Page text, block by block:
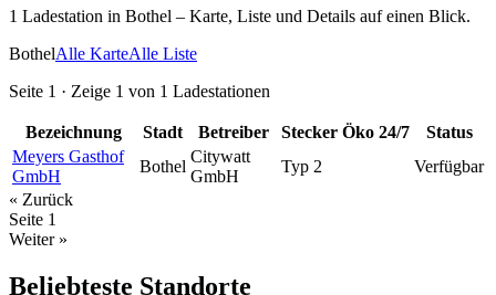
1 Ladestation in Bothel – Karte, Liste und Details auf einen Blick.
BothelAlle KarteAlle Liste
Seite 1 · Zeige 1 von 1 Ladestationen
Bezeichnung Stadt Betreiber Stecker Öko 24/7
Status
Meyers Gasthof
GmbH
Bothel
Citywatt
GmbH
Typ 2
Verfügbar
« Zurück
Seite 1
Weiter »
Beliebteste Standorte